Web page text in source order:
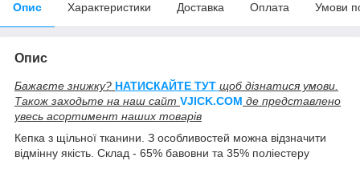
Опис Характеристики Доставка Оплата Умови
Опис
Бажаєте знижку? НАТИСКАЙТЕ ТУТ щоб дізнатися умови.
Також заходьте на наш сайт VJICK.COM де представлено
увесь асортимент наших товарів
Кепка з щільної тканини. З особливостей можна відзначити
відмінну якість. Склад - 65% бавовни та 35% поліестеру